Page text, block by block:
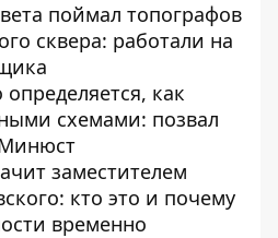
поймал топографов
сквера: работали на
как
схемами: позвал
заместителем
кто это и почему
временно